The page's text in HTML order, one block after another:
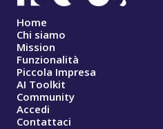
Home
Chi siamo
Mission
Funzionalità
Piccola Impresa
AI Toolkit
Community
Accedi
Contattaci